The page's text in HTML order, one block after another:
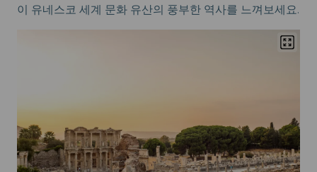
이 유네스코 세계 문화 유산의 풍부한 역사를 느껴보세요.